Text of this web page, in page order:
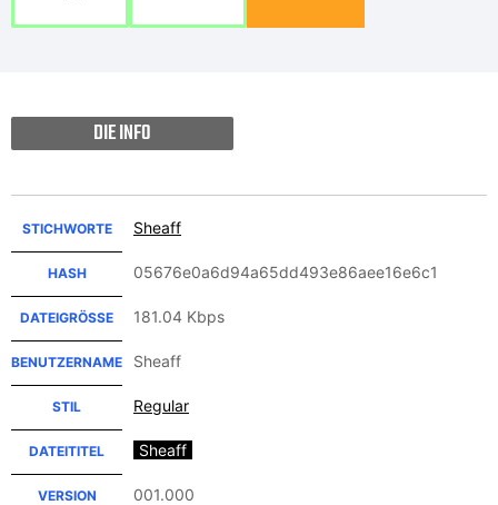
DIE INFO
STICHWORTE Sheaff
HASH 05676e0a6d94a65dd493e86aee16e6c1
DATEIGRÖSSE 181.04 Kbps
BENUTZERNAME Sheaff
STIL Regular
DATEITITEL Sheaff
VERSION 001.000